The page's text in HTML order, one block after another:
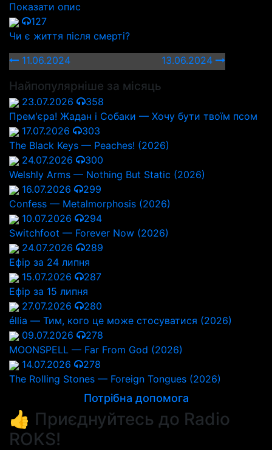
Показати опис
127
Чи є життя після смерті?
11.06.2024
13.06.2024
Найпопулярніше за місяць
23.07.2026
358
Прем'єра! Жадан і Собаки — Хочу бути твоїм псом
17.07.2026
303
The Black Keys — Peaches! (2026)
24.07.2026
300
Welshly Arms — Nothing But Static (2026)
16.07.2026
299
Confess — Metalmorphosis (2026)
10.07.2026
294
Switchfoot — Forever Now (2026)
24.07.2026
289
Ефір за 24 липня
15.07.2026
287
Ефір за 15 липня
27.07.2026
280
éllia — Тим, кого це може стосуватися (2026)
09.07.2026
278
MOONSPELL — Far From God (2026)
14.07.2026
278
The Rolling Stones — Foreign Tongues (2026)
Потрібна допомога
👍 Приєднуйтесь до Radio
ROKS!